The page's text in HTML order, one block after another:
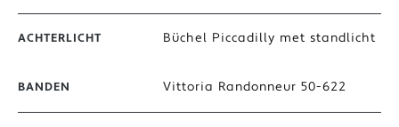
ACHTERLICHT Büchel Piccadilly met standlicht
BANDEN Vittoria Randonneur 50-622